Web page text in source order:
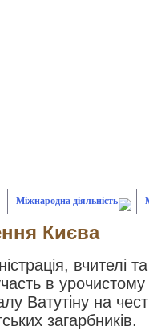
Міжнародна діяльність
Києва
вчителі
в урочистому
Ватутіну на
загарбників.